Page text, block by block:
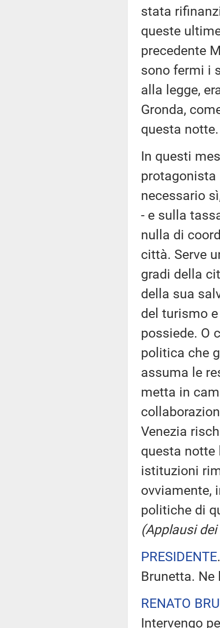
stata
queste
precedente
sono fermi i
alla legge,
Gronda,
questa notte.
In questi
protagonista
necessario
- e sulla
nulla di
città. Serve
gradi della
della sua
del turismo
possiede. O
politica che
assuma le
metta in
Venezia
questa notte
istituzioni
ovviamente,
politiche di
(Applausi
PRESIDENTE
Brunetta.
RENATO
Intervengo